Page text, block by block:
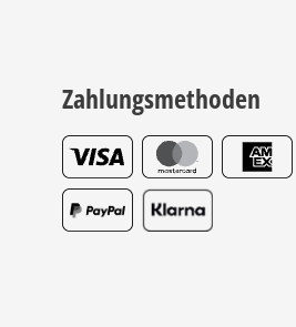
Zahlungsmethoden